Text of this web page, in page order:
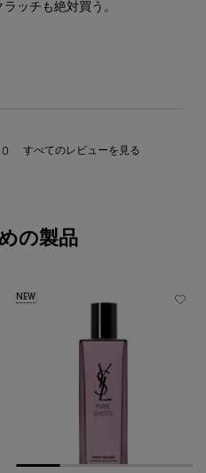
ッチも絶対買う。
ジ
10 すべてのレビューを見る
の製品
NEW